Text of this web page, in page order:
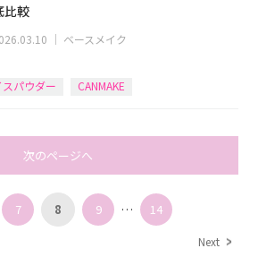
比較
｜ ベースメイク
パウダー CANMAKE
次のページへ
7 8 9 … 14
Next